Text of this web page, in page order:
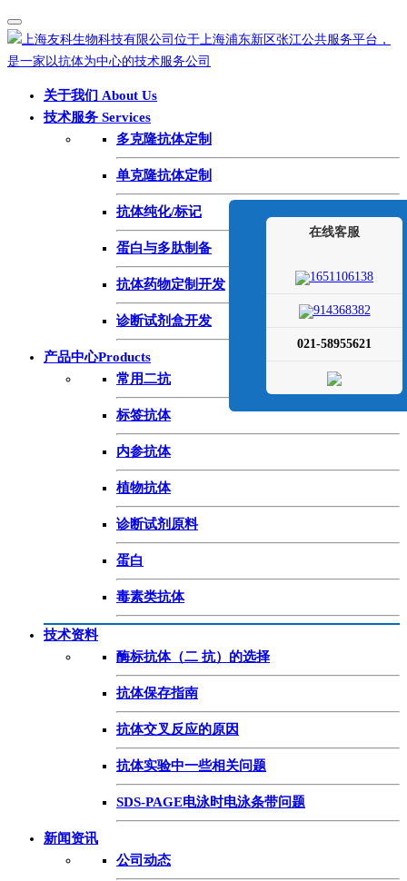
关于我们 About Us
技术服务 Services
多克隆抗体定制
单克隆抗体定制
抗体纯化/标记
蛋白与多肽制备
抗体药物定制开发
诊断试剂盒开发
产品中心Products
常用二抗
标签抗体
内参抗体
植物抗体
诊断试剂原料
蛋白
毒素类抗体
技术资料
酶标抗体（二 抗）的选择
抗体保存指南
抗体交叉反应的原因
抗体实验中一些相关问题
SDS-PAGE电泳时电泳条带问题
新闻资讯
公司动态
在线客服
1651106138
914368382
021-58955621